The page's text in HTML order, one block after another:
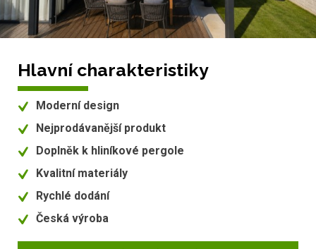
Hlavní charakteristiky
Moderní design
Nejprodávanější produkt
Doplněk k hliníkové pergole
Kvalitní materiály
Rychlé dodání
Česká výroba